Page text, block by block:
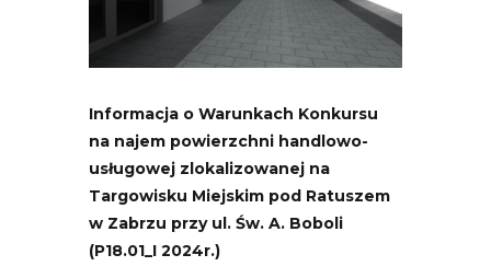
Informacja o Warunkach Konkursu
na najem powierzchni handlowo-
usługowej zlokalizowanej na
Targowisku Miejskim pod Ratuszem
w Zabrzu przy ul. Św. A. Boboli
(P18.01_I 2024r.)